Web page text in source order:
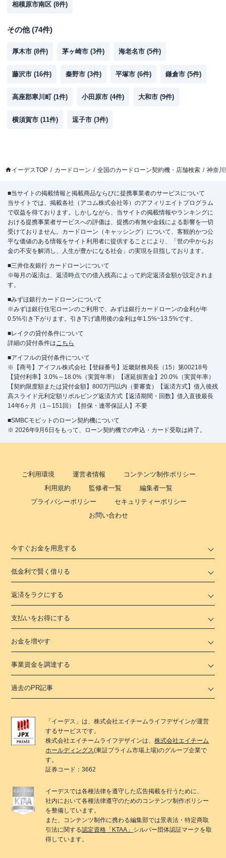
相模原市南区 (8件)
その他(74件)
厚木市 (8件) 茅ヶ崎市 (3件) 海老名市 (5件)
藤沢市 (16件) 秦野市 (3件) 平塚市 (6件) 鎌倉市 (5件)
高座郡寒川町 (1件) 小田原市 (4件) 大和市 (9件)
横須賀市 (11件) 逗子市 (3件)
イーデスTOP カードローン 全国のカードローン契約機・店舗検索 神奈
■当サイトの掲載情報と掲載商品ならびに提携事業者のサービスについて
当サイトでは、掲載各社（アコム株式会社等）のアフィリエイトプログラム
で収益を得ております。しかしながら、当サイトの掲載情報やランキングに
おける提携事業者サービスへの評価は、提携の有無や金銭による影響を一切
受けておりません。カードローン（キャッシング）について、客観的かつ公
平な価値のある情報をサイト利用者に提供することにより、「世の中からお
金の不安を解消し、人生が豊かになる社会」の実現を目指しております。
■三井住友銀行 カードローンについて
※毎月の返済は、返済時点での借入残高によって約定返済金額が設定されま
す。
■みずほ銀行カードローンについて
※みずほ銀行住宅ローンのご利用で、みずほ銀行カードローンの金利が年
0.5%引き下がります。引き下げ適用後の金利は年1.5%~13.5%です。
■レイクの貸付条件について
詳細の貸付条件はこちら
■アイフルの貸付条件について
※【商号】アイフル株式会社【登録番号】近畿財務局長（15）第00218号
【貸付利率】3.0%～18.0%（実質年率）【遅延損害金】20.0%（実質年率）
【契約限度額または貸付金額】800万円以内（要審査）【返済方式】借入後残
高スライド元利定額リボルビング返済方式【返済期間・回数】借入直後最長
14年6ヶ月（1～151回）【担保・連帯保証人】不要
■SMBCモビットのローン契約機について
※ 2026年9月6日をもって、ローン契約機での申込・カード受取は終了。
ご利用環境 運営者情報
コンテンツ制作ポリシー
利用規約
監修者一覧
編集者一覧
プライバシーポリシー
セキュリティーポリシー
お問い合わせ
今すぐお金を用意する
低金利で賢く借りる
返済をラクにする
支払いをお得にする
お金を増やす
事業資金を調達する
過去のPR記事
「 イーデス 」は、株式会社エイチームライフデザインが運営
するサービスです。
株式会社エイチームライフデザインは、株式会社エイチーム
ホールディングス(東証プライム市場上場)のグループ企業で
す。
証券コード：3662
イーデスでは各種法律を遵守した広告掲載を行うために、
社内において各種法律遵守のためのコンテンツ制作ポリシー
を整備しています。
また、コンテンツ制作に携わる編集部では景表法・特定商取
引法に関する認定資格「KTAA」 シルバー団体認証マークを取
得しています。